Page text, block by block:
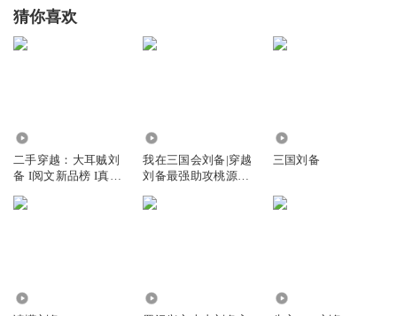
猜你喜欢
二手穿越：大耳贼刘
备 I阅文新品榜 I真人
我在三国会刘备|穿越
刘备最强助攻桃源铁
三国刘备